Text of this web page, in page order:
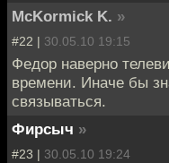
McKormick K. »
#22 | 30.05.10 19:15
Федор наверно
времени. Иначе бы
связываться.
Фирсыч »
#23 | 30.05.10 19:24